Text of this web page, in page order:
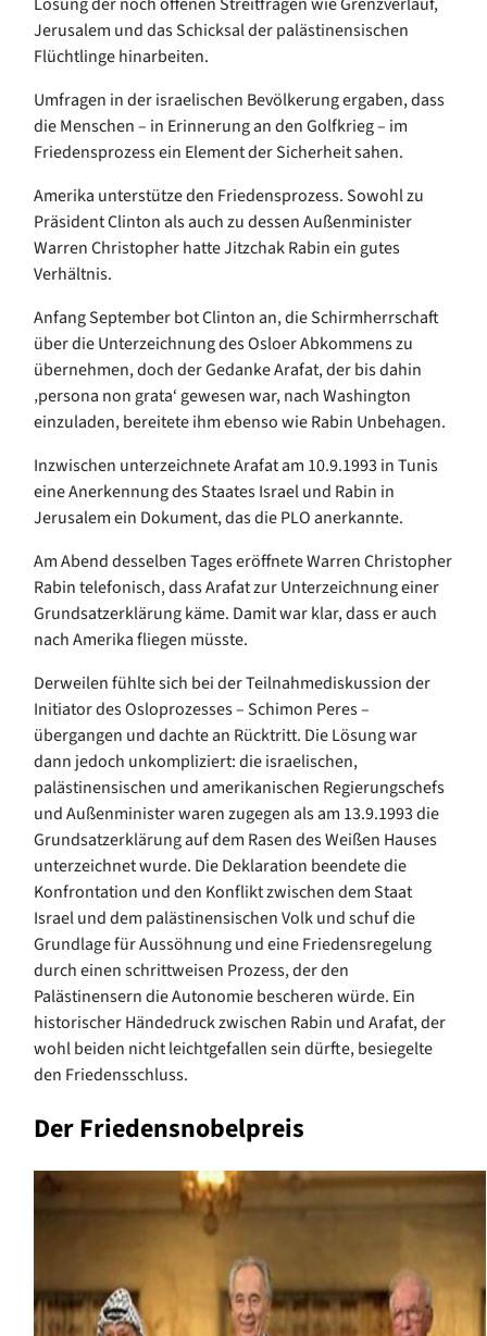
Jerusalem und das Schicksal der palästinensischen
Flüchtlinge hinarbeiten.
Umfragen in der israelischen Bevölkerung ergaben, dass
die Menschen – in Erinnerung an den Golfkrieg – im
Friedensprozess ein Element der Sicherheit sahen.
Amerika unterstütze den Friedensprozess. Sowohl zu
Präsident Clinton als auch zu dessen Außenminister
Warren Christopher hatte Jitzchak Rabin ein gutes
Verhältnis.
Anfang September bot Clinton an, die Schirmherrschaft
über die Unterzeichnung des Osloer Abkommens zu
übernehmen, doch der Gedanke Arafat, der bis dahin
‚persona non grata‘ gewesen war, nach Washington
einzuladen, bereitete ihm ebenso wie Rabin Unbehagen.
Inzwischen unterzeichnete Arafat am 10.9.1993 in Tunis
eine Anerkennung des Staates Israel und Rabin in
Jerusalem ein Dokument, das die PLO anerkannte.
Am Abend desselben Tages eröffnete Warren Christopher
Rabin telefonisch, dass Arafat zur Unterzeichnung einer
Grundsatzerklärung käme. Damit war klar, dass er auch
nach Amerika fliegen müsste.
Derweilen fühlte sich bei der Teilnahmediskussion der
Initiator des Osloprozesses – Schimon Peres –
übergangen und dachte an Rücktritt. Die Lösung war
dann jedoch unkompliziert: die israelischen,
palästinensischen und amerikanischen Regierungschefs
und Außenminister waren zugegen als am 13.9.1993 die
Grundsatzerklärung auf dem Rasen des Weißen Hauses
unterzeichnet wurde. Die Deklaration beendete die
Konfrontation und den Konflikt zwischen dem Staat
Israel und dem palästinensischen Volk und schuf die
Grundlage für Aussöhnung und eine Friedensregelung
durch einen schrittweisen Prozess, der den
Palästinensern die Autonomie bescheren würde. Ein
historischer Händedruck zwischen Rabin und Arafat, der
wohl beiden nicht leichtgefallen sein dürfte, besiegelte
den Friedensschluss.
Der Friedensnobelpreis